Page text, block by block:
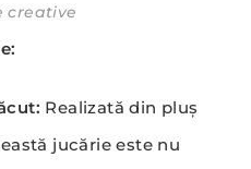
creative
Realizată din pluș
jucărie este nu